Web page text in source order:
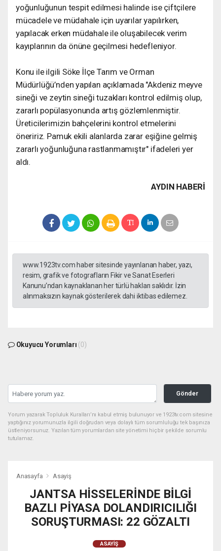
yoğunluğunun tespit edilmesi halinde ise çiftçilere
mücadele ve müdahale için uyarılar yapılırken,
yapılacak erken müdahale ile oluşabilecek verim
kayıplarının da önüne geçilmesi hedefleniyor.
Konu ile ilgili Söke İlçe Tarım ve Orman
Müdürlüğü’nden yapılan açıklamada "Akdeniz meyve
sineği ve zeytin sineği tuzakları kontrol edilmiş olup,
zararlı popülasyonunda artış gözlemlenmiştir.
Üreticilerimizin bahçelerini kontrol etmelerini
öneririz. Pamuk ekili alanlarda zarar eşiğine gelmiş
zararlı yoğunluğuna rastlanmamıştır" ifadeleri yer
aldı.
AYDIN HABERİ
www.1923tv.com haber sitesinde yayınlanan haber, yazı,
resim, grafik ve fotografların Fikir ve Sanat Eserleri
Kanunu’ndan kaynaklanan her türlü hakları saklıdır. İzin
alınmaksızın kaynak gösterilerek dahi iktibas edilemez.
Okuyucu Yorumları (0)
Gönder
Yorum yazarak Topluluk Kuralları’nı kabul etmiş bulunuyor ve 1923tv.com sitesine
yaptığınız yorumunuzla ilgili doğrudan veya dolaylı tüm sorumluluğu tek başınıza
üstleniyorsunuz. Yazılan tüm yorumlardan site yönetimi hiçbir şekilde sorumlu
tutulamaz.
Anasayfa Asayiş
JANTSA HİSSELERİNDE BİLGİ
BAZLI PİYASA DOLANDIRICILIĞI
SORUŞTURMASI: 22 GÖZALTI
ASAYIŞ